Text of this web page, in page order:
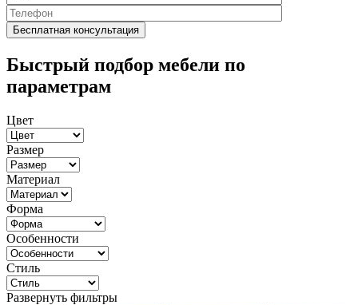
Быстрый подбор мебели по
параметрам
Цвет
Размер
Материал
Форма
Особенности
Стиль
Развернуть фильтры